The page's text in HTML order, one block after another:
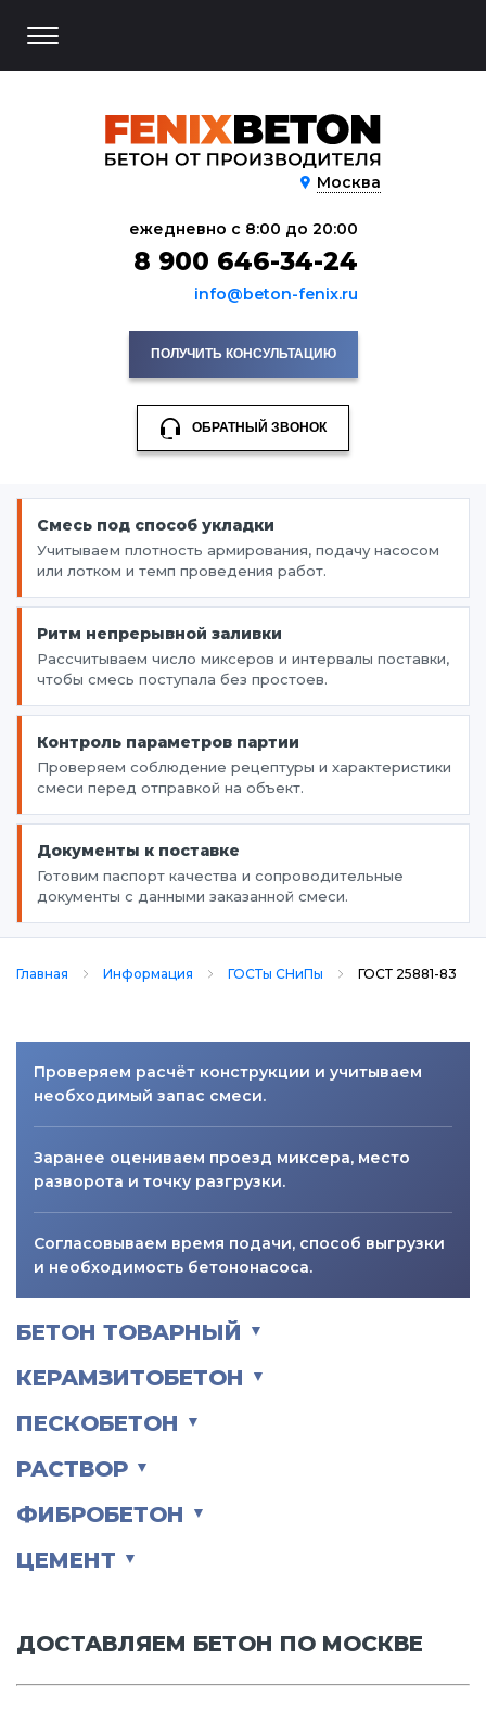
Москва
ПОЛУЧИТЬ КОНСУЛЬТАЦИЮ
ОБРАТНЫЙ ЗВОНОК
ежедневно с 8:00 до 20:00
8 900 646-34-24
info@beton-fenix.ru
Смесь под способ укладки
Учитываем плотность армирования, подачу насосом
или лотком и темп проведения работ.
Ритм непрерывной заливки
Рассчитываем число миксеров и интервалы поставки,
чтобы смесь поступала без простоев.
Контроль параметров партии
Проверяем соблюдение рецептуры и характеристики
смеси перед отправкой на объект.
Документы к поставке
Готовим паспорт качества и сопроводительные
документы с данными заказанной смеси.
Главная Информация ГОСТы СНиПы ГОСТ 25881-83
Проверяем расчёт конструкции и учитываем
необходимый запас смеси.
Заранее оцениваем проезд миксера, место
разворота и точку разгрузки.
Согласовываем время подачи, способ выгрузки
и необходимость бетононасоса.
БЕТОН ТОВАРНЫЙ ▼
КЕРАМЗИТОБЕТОН ▼
ПЕСКОБЕТОН ▼
РАСТВОР ▼
ФИБРОБЕТОН ▼
ЦЕМЕНТ ▼
ДОСТАВЛЯЕМ БЕТОН ПО МОСКВЕ